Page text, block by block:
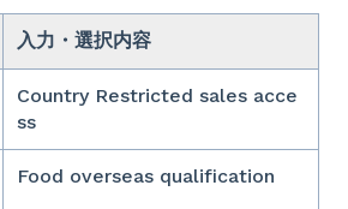
入力・選択内容
Country Restricted sales acce
ss
Food overseas qualification